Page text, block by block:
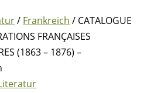
/ Frankreich / CATALOGUE
FRANÇAISES
(1863 – 1876) –